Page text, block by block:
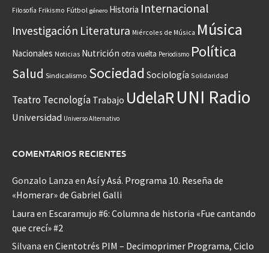
Filosofía Frikismo Fútbol género Historia Internacional
Investigación Literatura Miércoles de Música Música
Nacionales Noticias Nutrición otra vuelta Periodismo Política
Salud Sindicalismo Sociedad Sociología Solidaridad
Teatro Tecnología Trabajo UdelaRUNI Radio
Universidad Universo Alternativo
COMENTARIOS RECIENTES
Gonzalo Lanza en Así y Asá. Programa 10. Reseña de
«Homerar» de Gabriel Galli
Laura en Escaramujo #6: Columna de historia «Fue cantando
que crecí» #2
Silvana en Cientotrés PIM – Decimoprimer Programa, Ciclo